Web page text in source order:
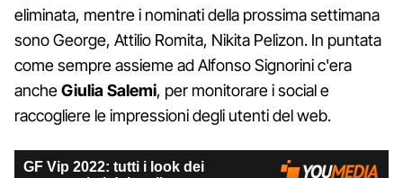
eliminata, mentre i nominati della prossima settimana
sono George, Attilio Romita, Nikita Pelizon. In puntata
come sempre assieme ad Alfonso Signorini c'era
ancheGiulia Salemi, per monitorare i social e
raccogliere le impressioni degli utenti del web.